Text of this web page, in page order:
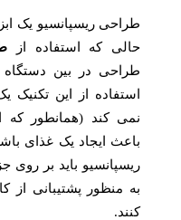
طراحی ریسپانسیو یک
حالی که استفاده از
طراحی در بین دستگاه
استفاده از این تکنیک
نمی کند (همانطور که
باعث ایجاد یک غذای
ریسپانسیو باید بر
به منظور پشتیبانی از
کنند.